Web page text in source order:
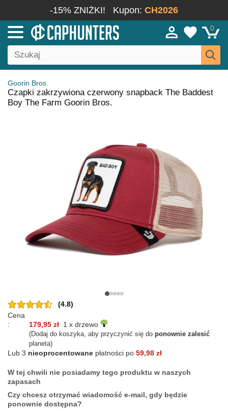
-15% ZNIŻKI! Kupon: CH2026
0
Goorin Bros.
Czapki zakrzywiona czerwony snapback The Baddest
Boy The Farm Goorin Bros.
(4.8)
Cena
:
179,95 zł 1 x drzewo
(Dodaj do koszyka, aby przyczynić się do ponownie zalesić
planeta)
Lub 3 nieoprocentowane płatności po 59,98 zł
W tej chwili nie posiadamy tego produktu w naszych
zapasach
Czy chcesz otrzymać wiadomość e-mail, gdy będzie
ponownie dostępna?